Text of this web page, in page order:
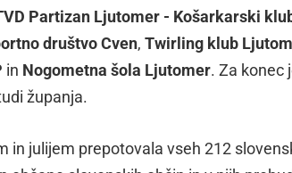
Partizan Ljutomer - Košarkarski
društvo Cven, Twirling klub
in Nogometna šola Ljutomer. Za konec
županja.
in julijem prepotovala vseh 212